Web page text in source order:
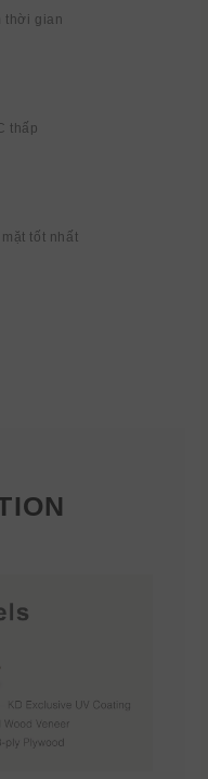
thời gian
thấp
tốt nhất